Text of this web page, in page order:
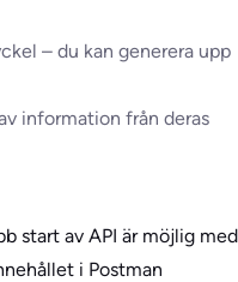
– du kan generera upp
information från deras
start av API är möjlig med
i Postman